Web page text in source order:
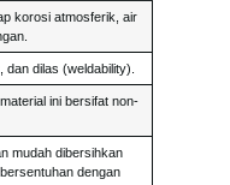
korosi atmosferik, air
dilas (weldability).
ini bersifat non-
mudah dibersihkan
dengan